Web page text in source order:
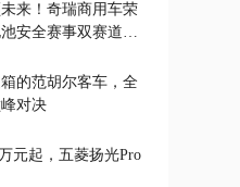
来！奇瑞商用车荣
安全赛事双赛道一
的范胡尔客车，全
对决
元起，五菱扬光Pro